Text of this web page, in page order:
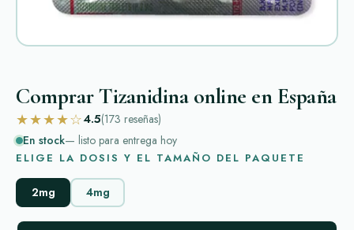
Comprar Tizanidina online en España
★★★★☆4.5(173 reseñas)
En stock— listo para entrega hoy
ELIGE LA DOSIS Y EL TAMAÑO DEL PAQUETE
2mg 4mg